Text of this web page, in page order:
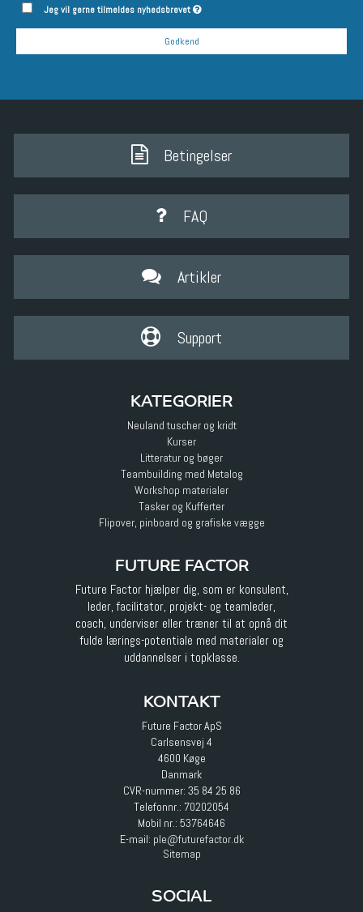
Jeg vil gerne tilmeldes nyhedsbrevet
Godkend
Betingelser
FAQ
Artikler
Support
KATEGORIER
Neuland tuscher og kridt
Kurser
Litteratur og bøger
Teambuilding med Metalog
Workshop materialer
Tasker og Kufferter
Flipover, pinboard og grafiske vægge
FUTURE FACTOR
Future Factor hjælper dig, som er konsulent,
leder, facilitator, projekt- og teamleder,
coach, underviser eller træner til at opnå dit
fulde lærings-potentiale med materialer og
uddannelser i topklasse.
KONTAKT
Future Factor ApS
Carlsensvej 4
4600 Køge
Danmark
CVR-nummer: 35 84 25 86
Telefonnr.: 70202054
Mobil nr.: 53764646
E-mail: ple@futurefactor.dk
Sitemap
SOCIAL